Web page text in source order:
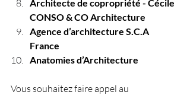
Architecte de copropriété - Cécile
CONSO & CO Architecture
Agence d’architecture S.C.A
France
Anatomies d’Architecture
Vous souhaitez faire appel au